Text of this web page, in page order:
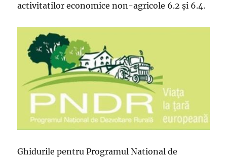
activitatilor economice non-agricole 6.2 și 6.4.
Ghidurile pentru Programul National de